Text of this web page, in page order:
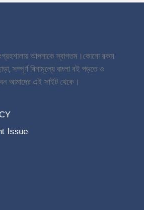
আপনাকে স্বাগতম।কোনো রকম
সম্পূর্ণ বিনামূল্যে বাংলা বই পড়তে ও
আমাদের এই সাইট থেকে।
Issue